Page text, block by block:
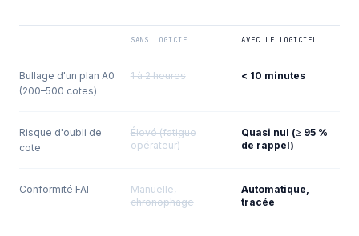
SANS LOGICIEL AVEC LE LOGICIEL
Bullage d'un plan A0
(200–500 cotes)
1 à 2 heures < 10 minutes
Risque d'oubli de
cote
Élevé (fatigue
opérateur)
Quasi nul (≥ 95 %
de rappel)
Conformité FAI
Manuelle,
chronophage
Automatique,
tracée